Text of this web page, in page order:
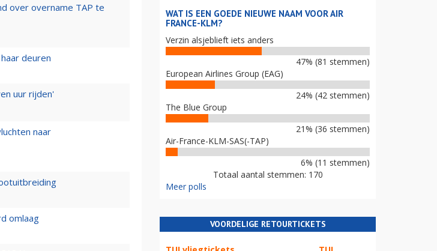
over overname TAP te
deuren
uur rijden'
naar
omlaag
WAT IS EEN GOEDE NIEUWE NAAM VOOR AIR
FRANCE-KLM?
Verzin alsjeblieft iets anders
47% (81 stemmen)
European Airlines Group (EAG)
24% (42 stemmen)
The Blue Group
21% (36 stemmen)
Air-France-KLM-SAS(-TAP)
6% (11 stemmen)
Totaal aantal stemmen: 170
Meer polls
VOORDELIGE RETOURTICKETS